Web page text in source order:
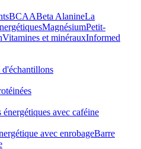
BCAABeta AlanineLa
MagnésiumPetit-
Vitamines et minérauxInformed
d'échantillons
énergétiques avec caféine
avec enrobageBarre